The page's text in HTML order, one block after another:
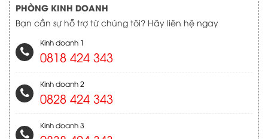
PHÒNG KINH DOANH
Bạn cần sự hỗ trợ từ chúng tôi? Hãy liên hệ ngay
Kinh doanh 1
0818 424 343
Kinh doanh 2
0828 424 343
Kinh doanh 3